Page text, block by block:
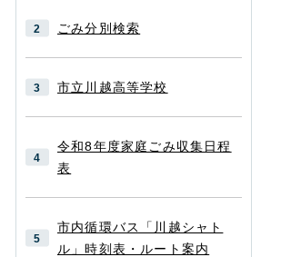
ごみ分別検索
市立川越高等学校
令和8年度家庭ごみ収集日程
表
市内循環バス「川越シャト
ル」時刻表・ルート案内